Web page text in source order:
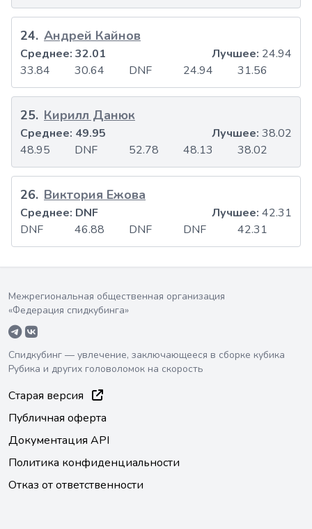
24. Андрей Кайнов
33.84 30.64 DNF 24.94 31.56
Среднее: 32.01 Лучшее: 24.94
25. Кирилл Данюк
48.95 DNF 52.78 48.13 38.02
Среднее: 49.95 Лучшее: 38.02
26. Виктория Ежова
DNF 46.88 DNF DNF 42.31
Среднее: DNF Лучшее: 42.31
Межрегиональная общественная организация
«Федерация спидкубинга»
Спидкубинг — увлечение, заключающееся в сборке кубика
Рубика и других головоломок на скорость
Старая версия
Публичная оферта
Документация API
Политика конфиденциальности
Отказ от ответственности